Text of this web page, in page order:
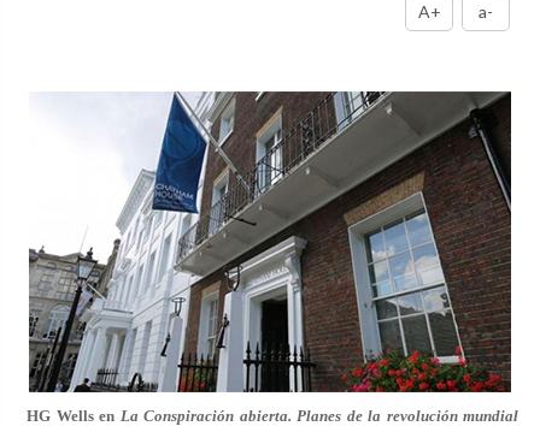
A+ a-
HG Wells en La Conspiración abierta. Planes de la revolución mundial